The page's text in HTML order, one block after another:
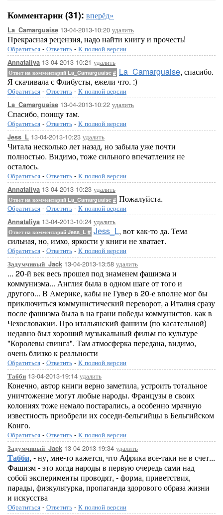
Комментарии (31): вперёд»
La_Camarguaise 13-04-2013-10:20 удалить
Прекрасная рецензия, надо найти книгу и прочесть!
Обратиться - Ответить - К полной версии
Annataliya 13-04-2013-10:21 удалить
Ответ на комментарий La_Camarguaise # La_Camarguaise, спасибо.
Я скачивала с Флибусты, ежели что. :)
Обратиться - Ответить - К полной версии
La_Camarguaise 13-04-2013-10:22 удалить
Спасибо, поищу там.
Обратиться - Ответить - К полной версии
Jess_L 13-04-2013-10:23 удалить
Читала несколько лет назад, но забыла уже почти
полностью. Видимо, тоже сильного впечатления не
осталось.
Обратиться - Ответить - К полной версии
Annataliya 13-04-2013-10:23 удалить
Ответ на комментарий La_Camarguaise # Пожалуйста.
Обратиться - Ответить - К полной версии
Annataliya 13-04-2013-10:24 удалить
Ответ на комментарий Jess_L # Jess_L, вот как-то да. Тема
сильная, но, имхо, яркости у книги не хватает.
Обратиться - Ответить - К полной версии
Задумчивый_Jack 13-04-2013-13:58 удалить
... 20-й век весь прошел под знаменем фашизма и
коммунизма... Англия была в одном шаге от того и
другого... В Америке, кабы не Гувер в 20-е вполне мог бы
приключиться коммунистический переворот, а Италия сразу
после фашизма была в на грани победы коммунистов. как в
Чехословакии. Про итальянский фашизм (по касательной)
недавно был хороший музыкальный фильм по культуре
"Королевы свинга". Там атмосферка передана, видимо,
очень близко к реальности
Обратиться - Ответить - К полной версии
Табби 13-04-2013-19:14 удалить
Конечно, автор книги верно заметила, устроить тотальное
уничтожение могут любые народы. Французы в своих
колониях тоже немало постарались, а особенно мрачную
известность приобрели их соседи-бельгийцы в Бельгийском
Конго.
Обратиться - Ответить - К полной версии
Задумчивый_Jack 13-04-2013-19:34 удалить
Табби, - ну, мне-то кажется, что Африка все-таки не в счет...
Фашизм - это когда народы в первую очередь сами над
собой эксперименты проводят, - форма, приветствия,
парады, физкультурка, пропаганда здорового образа жизни
и искусства
Обратиться - Ответить - К полной версии